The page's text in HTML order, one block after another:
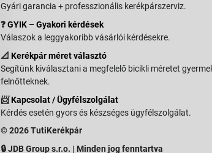
Gyári garancia + professzionális kerékpárszerviz.
❓GYIK – Gyakori kérdések
Válaszok a leggyakoribb vásárlói kérdésekre.
📐 Kerékpár méret választó
Segítünk kiválasztani a megfelelő bicikli méretet
felnőtteknek.
📨Kapcsolat / Ügyfélszolgálat
Kérdés esetén gyors és készséges ügyfélszolgálat.
© 2026 TutiKerékpár
🔒 JDB Group s.r.o. | Minden jog fenntartva